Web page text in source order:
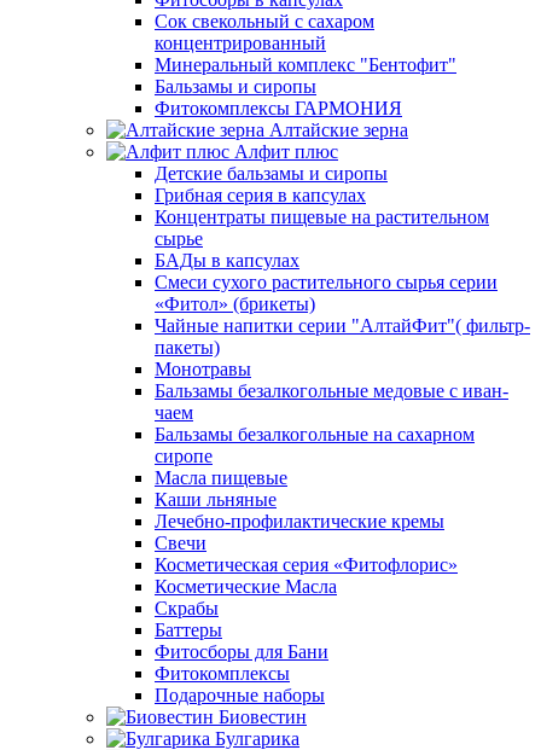
Сок свекольный с сахаром
концентрированный
Минеральный комплекс "Бентофит"
Бальзамы и сиропы
Фитокомплексы ГАРМОНИЯ
Алтайские зерна
Алфит плюс
Детские бальзамы и сиропы
Грибная серия в капсулах
Концентраты пищевые на растительном
сырье
БАДы в капсулах
Смеси сухого растительного сырья серии
«Фитол» (брикеты)
Чайные напитки серии "АлтайФит"( фильтр-
пакеты)
Монотравы
Бальзамы безалкогольные медовые с иван-
чаем
Бальзамы безалкогольные на сахарном
сиропе
Масла пищевые
Каши льняные
Лечебно-профилактические кремы
Свечи
Косметическая серия «Фитофлорис»
Косметические Масла
Скрабы
Баттеры
Фитосборы для Бани
Фитокомплексы
Подарочные наборы
Биовестин
Булгарика